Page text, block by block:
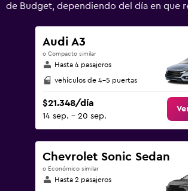
0
de Budget, dependiendo del día en que
Audi A3
o Compacto similar
Hasta 4 pasajeros
vehículos de 4-5 puertas
$21.348/día
14 sep. - 20 sep.
Chevrolet Sonic Sedan
o Económico similar
Hasta 2 pasajeros